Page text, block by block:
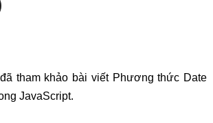
tham khảo bài viết Phương thức Date
JavaScript.